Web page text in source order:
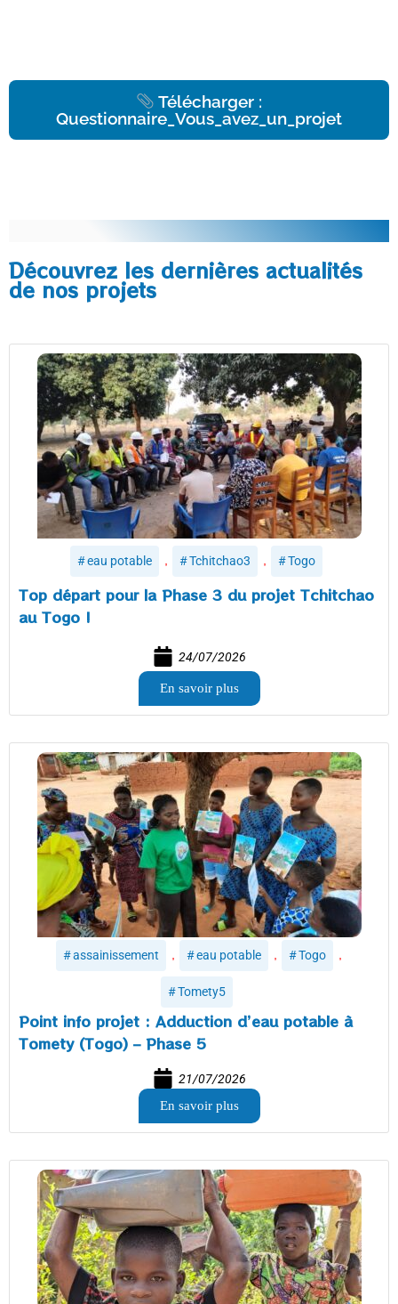
Télécharger :
Questionnaire_Vous_avez_un_projet
Découvrez les dernières actualités
de nos projets
eau potable , Tchitchao3 , Togo
Top départ pour la Phase 3 du projet Tchitchao
au Togo !
24/07/2026
En savoir plus
assainissement , eau potable , Togo ,
Tomety5
Point info projet : Adduction d’eau potable à
Tomety (Togo) – Phase 5
21/07/2026
En savoir plus